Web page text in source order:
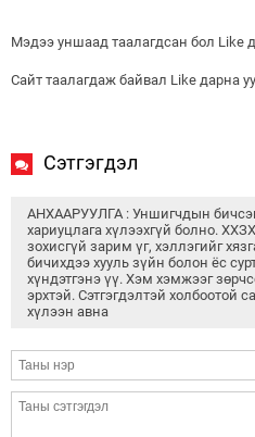
Мэдээ уншаад таалагдсан бол Like
Сайт таалагдаж байвал Like дарна
Сэтгэгдэл
АНХААРУУЛГА : Уншигчдын бичсэн
хариуцлага хүлээхгүй болно.
зохисгүй зарим үг, хэллэгийг
бичихдээ хууль зүйн болон ёс
хүндэтгэнэ үү. Хэм хэмжээг
эрхтэй. Сэтгэгдэлтэй холбоотой
хүлээн авна